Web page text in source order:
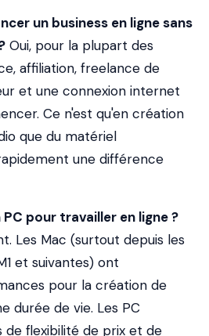
un business en ligne sans
Oui, pour la plupart des
affiliation, freelance de
et une connexion internet
Ce n'est qu'en création
que du matériel
une différence
pour travailler en ligne ?
Les Mac (surtout depuis les
et suivantes) ont
pour la création de
durée de vie. Les PC
de flexibilité de prix et de